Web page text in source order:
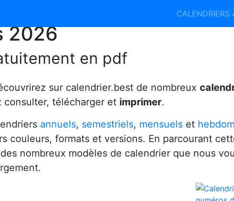
CALENDRIERS
Calendrier 2027
2026
en pdf
sur calendrier.best de nombreux
consulter, télécharger et imprimer.
annuels, semestriels, mensuelset
couleurs, formats et versions. En parcourant
nombreux modèles de calendrier que nous